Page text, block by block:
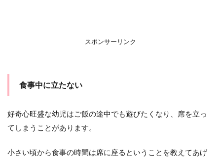
スポンサーリンク
食事中に立たない
好奇心旺盛な幼児はご飯の途中でも遊びたくなり、席を立っ
てしまうことがあります。
小さい頃から食事の時間は席に座るということを教えてあげ